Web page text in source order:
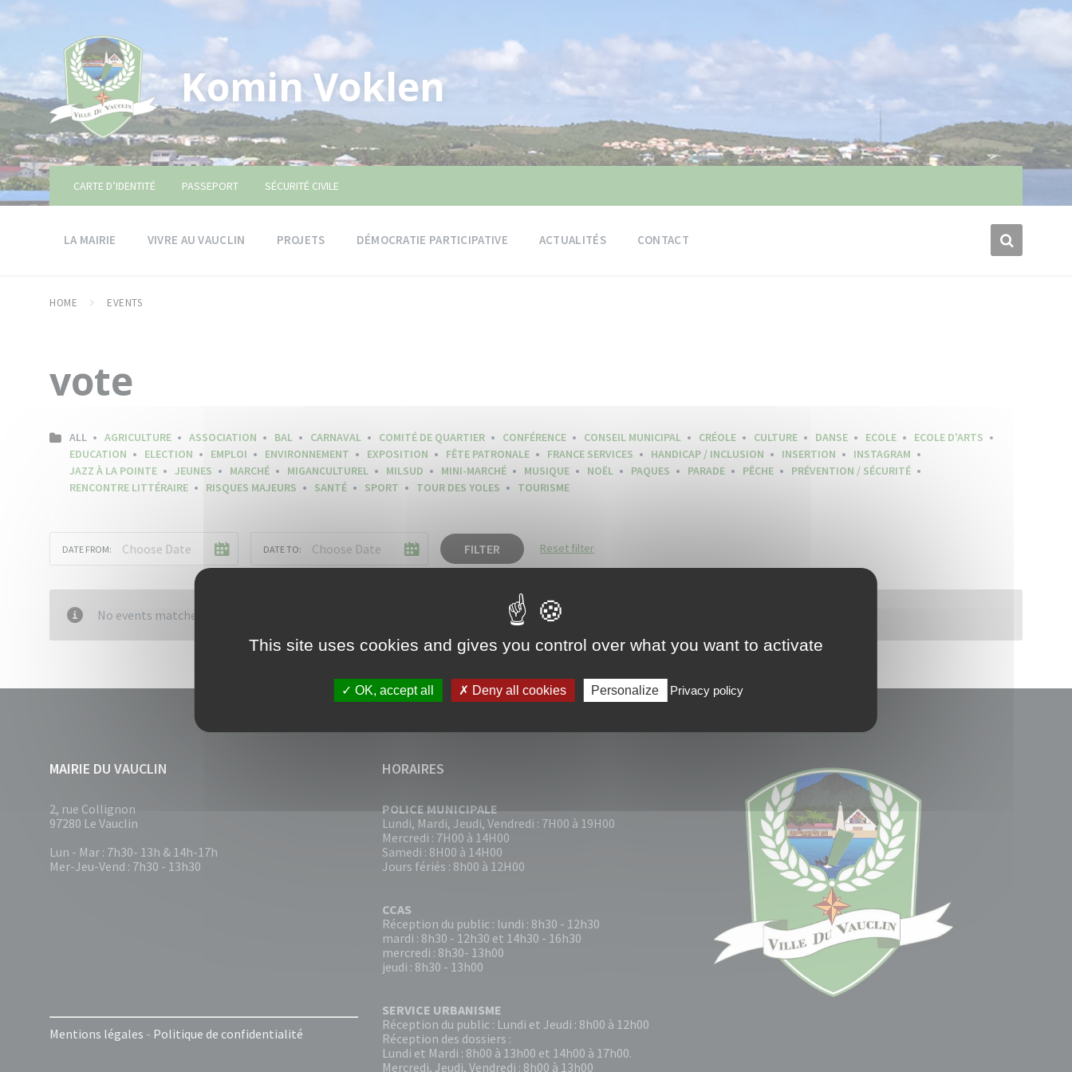
Komin Voklen
CARTE D’IDENTITÉ PASSEPORT SÉCURITÉ CIVILE
LA MAIRIE VIVRE AU VAUCLIN PROJETS DÉMOCRATIE PARTICIPATIVE ACTUALITÉS CONTACT
HOME EVENTS
vote
ALL AGRICULTURE ASSOCIATION BAL CARNAVAL COMITÉ DE QUARTIER CONFÉRENCE CONSEIL MUNICIPAL CRÉOLE CULTURE DANSE ECOLE
ECOLE D'ARTS
EDUCATION
ELECTION EMPLOI ENVIRONNEMENT EXPOSITION FÊTE PATRONALE FRANCE SERVICES HANDICAP / INCLUSION INSERTION
INSTAGRAM
JAZZ À LA POINTE
JEUNES MARCHÉ MIGANCULTUREL MILSUD MINI-MARCHÉ MUSIQUE NOËL PAQUES PARADE PÊCHE
PRÉVENTION / SÉCURITÉ
RENCONTRE LITTÉRAIRE
RISQUES MAJEURS SANTÉ SPORT TOUR DES YOLES TOURISME
DATE FROM: DATE TO: FILTER Reset filter
No events matched your criteria
MAIRIE DU VAUCLIN
2, rue Collignon
97280 Le Vauclin
Lun - Mar : 7h30- 13h & 14h-17h
Mer-Jeu-Vend : 7h30 - 13h30
Mentions légales - Politique de confidentialité
HORAIRES
POLICE MUNICIPALE
Lundi, Mardi, Jeudi, Vendredi : 7H00 à 19H00
Mercredi : 7H00 à 14H00
Samedi : 8H00 à 14H00
Jours fériés : 8h00 à 12H00
CCAS
Réception du public : lundi : 8h30 - 12h30
mardi : 8h30 - 12h30 et 14h30 - 16h30
mercredi : 8h30- 13h00
jeudi : 8h30 - 13h00
SERVICE URBANISME
Réception du public : Lundi et Jeudi : 8h00 à 12h00
Réception des dossiers :
Lundi et Mardi : 8h00 à 13h00 et 14h00 à 17h00.
Mercredi, Jeudi, Vendredi : 8h00 à 13h00
This site uses cookies and gives you control over what you want to activate
OK, accept all Deny all cookies Personalize Privacy policy